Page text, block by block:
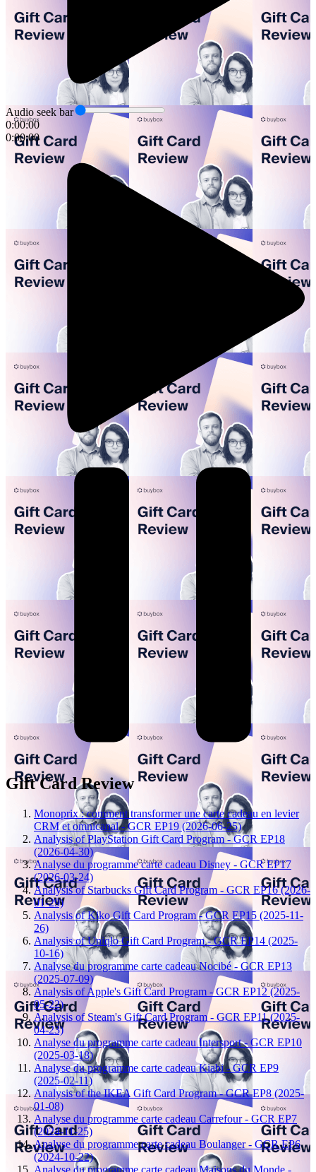
Audio seek bar
0:00:00
0:00:00
Gift Card Review
Monoprix : comment transformer une carte cadeau en levier
CRM et omnicanal - GCR EP19 (2026-06-25)
Analysis of PlayStation Gift Card Program - GCR EP18
(2026-04-30)
Analyse du programme carte cadeau Disney - GCR EP17
(2026-03-24)
Analysis of Starbucks Gift Card Program - GCR EP16 (2026-
01-29)
Analysis of Kiko Gift Card Program - GCR EP15 (2025-11-
26)
Analysis of Uniqlo Gift Card Program - GCR EP14 (2025-
10-16)
Analyse du programme carte cadeau Nocibé - GCR EP13
(2025-07-09)
Analysis of Apple's Gift Card Program - GCR EP12 (2025-
05-22)
Analysis of Steam's Gift Card Program - GCR EP11 (2025-
04-23)
Analyse du programme carte cadeau Intersport - GCR EP10
(2025-03-18)
Analyse du programme carte cadeau Kiabi - GCR EP9
(2025-02-11)
Analysis of the IKEA Gift Card Program - GCR EP8 (2025-
01-08)
Analyse du programme carte cadeau Carrefour - GCR EP7
(2024-11-25)
Analyse du programme carte cadeau Boulanger - GCR EP6
(2024-10-22)
Analyse du programme carte cadeau Maisons du Monde -